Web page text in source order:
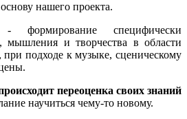
нашего проекта.
- формирование специфически
мышления и творчества в области
при подходе к музыке, сценическому
переоценка своих знаний
научиться чему-то новому.